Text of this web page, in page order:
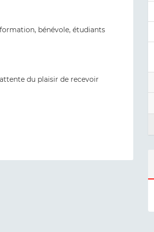
bénévole, étudiants
du plaisir de recevoir